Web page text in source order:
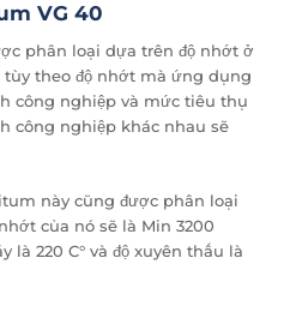
VG 40
phân loại dựa trên độ nhớt ở
tùy theo độ nhớt mà ứng dụng
công nghiệp và mức tiêu thụ
công nghiệp khác nhau sẽ
này cũng được phân loại
của nó sẽ là Min 3200
là 220 C° và độ xuyên thấu là